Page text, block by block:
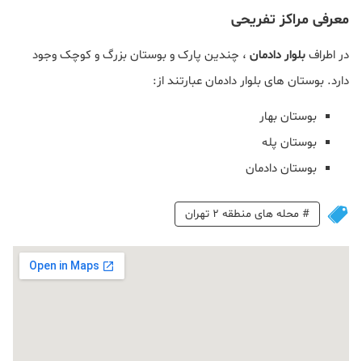
معرفی مراکز تفریحی
در اطرافبلوار دادمان ، چندین پارک و بوستان بزرگ و کوچک وجود
دارد. بوستان های بلوار دادمان عبارتند از:
بوستان بهار
بوستان پله
بوستان دادمان
# محله های منطقه 2 تهران